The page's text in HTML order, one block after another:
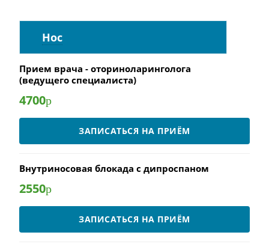
Нос
Прием врача - оториноларинголога
(ведущего специалиста)
4700р
ЗАПИСАТЬСЯ НА ПРИЁМ
Внутриносовая блокада с дипроспаном
2550р
ЗАПИСАТЬСЯ НА ПРИЁМ